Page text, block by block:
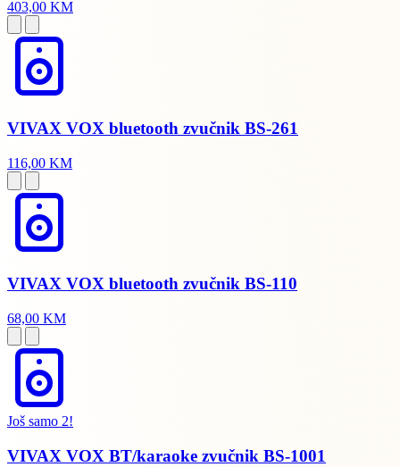
403,00 KM
VIVAX VOX bluetooth zvučnik BS-261
116,00 KM
VIVAX VOX bluetooth zvučnik BS-110
68,00 KM
Još samo 2!
VIVAX VOX BT/karaoke zvučnik BS-1001